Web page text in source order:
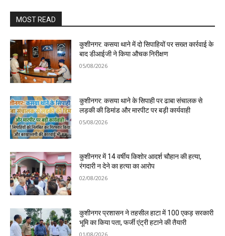
MOST READ
कुशीनगर: कसया थाने में दो सिपाहियों पर सख्त कार्रवाई के
बाद डीआईजी ने किया औचक निरीक्षण
05/08/2026
कुशीनगर: कसया थाने के सिपाही पर ढाबा संचालक से
लड़की की डिमांड और मारपीट पर बड़ी कार्यवाही
05/08/2026
कुशीनगर में 14 वर्षीय किशोर आदर्श चौहान की हत्या,
रंगदारी न देने का हत्या का आरोप
02/08/2026
कुशीनगर प्रशासन ने तहसील हाटा में 100 एकड़ सरकारी
भूमि का किया पता, फर्जी एंट्री हटाने की तैयारी
01/08/2026